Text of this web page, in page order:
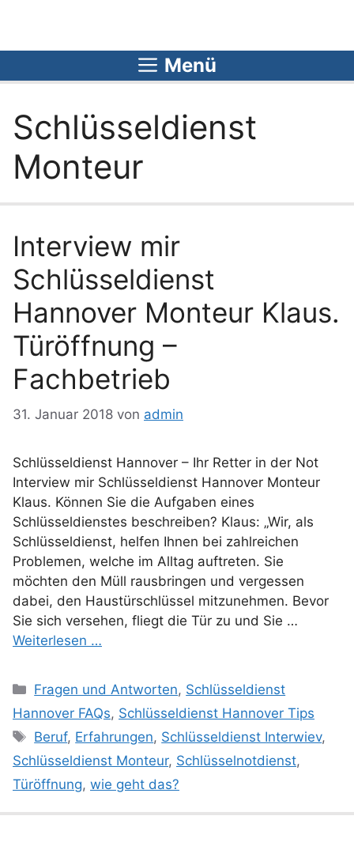
springen
Menü
Schlüsseldienst
Monteur
Interview mir
Schlüsseldienst
Hannover Monteur Klaus.
Türöffnung –
Fachbetrieb
31. Januar 2018 von admin
Schlüsseldienst Hannover – Ihr Retter in der Not
Interview mir Schlüsseldienst Hannover Monteur
Klaus. Können Sie die Aufgaben eines
Schlüsseldienstes beschreiben? Klaus: „Wir, als
Schlüsseldienst, helfen Ihnen bei zahlreichen
Problemen, welche im Alltag auftreten. Sie
möchten den Müll rausbringen und vergessen
dabei, den Haustürschlüssel mitzunehmen. Bevor
Sie sich versehen, fliegt die Tür zu und Sie …
Weiterlesen …
Kategorien
Fragen und Antworten, Schlüsseldienst
Hannover FAQs, Schlüsseldienst Hannover Tips
Schlagwörter
Beruf, Erfahrungen, Schlüsseldienst Interwiev,
Schlüsseldienst Monteur, Schlüsselnotdienst,
Türöffnung, wie geht das?